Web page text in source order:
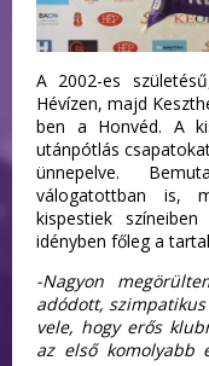
A 2002-es
Hévízen, majd
ben a Honvéd. A
utánpótlás
ünnepelve.
válogatottban is,
kispestiek
idényben főleg a
-Nagyon
adódott,
vele, hogy erős
az első